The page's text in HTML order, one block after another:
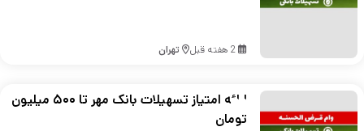
2 هفته قبل تهران
ارائه امتیاز تسهیلات بانک مهر تا ۵۰۰ میلیون
تومان